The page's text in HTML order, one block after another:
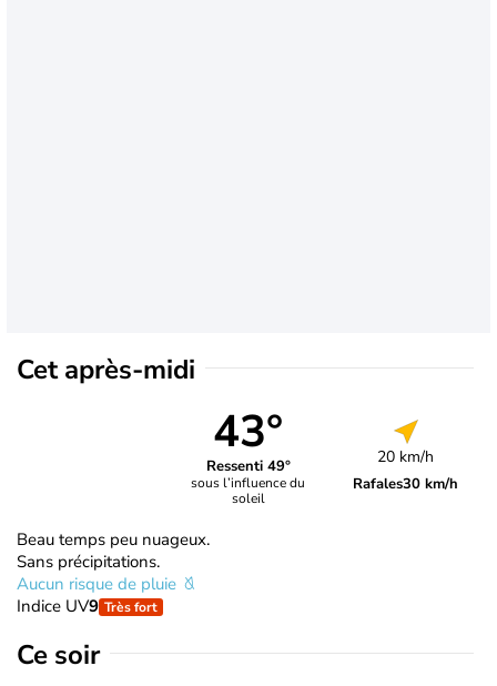
Cet après-midi
43°
Ressenti 49°
sous l’influence du
soleil
20 km/h
Rafales30 km/h
Beau temps peu nuageux.
Sans précipitations.
Aucun risque de pluie
Indice UV9 Très fort
Ce soir